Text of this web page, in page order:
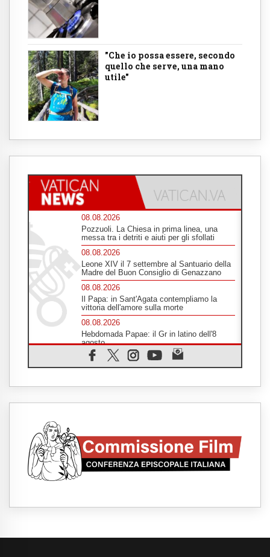
"Che io possa essere, secondo
quello che serve, una mano
utile"
08.08.2026
Pozzuoli. La Chiesa in prima linea, una
messa tra i detriti e aiuti per gli sfollati
08.08.2026
Leone XIV il 7 settembre al Santuario della
Madre del Buon Consiglio di Genazzano
08.08.2026
Il Papa: in Sant'Agata contempliamo la
vittoria dell'amore sulla morte
08.08.2026
Hebdomada Papae: il Gr in latino dell'8
agosto
08.08.2026
Spin Time, Reina: Cristo non abita nei
senzatetto
08.08.2026
08.08.2026
Argentina, l'arcivescovo Colombo: "La
visita del Papa messaggio di pace e
dignità"